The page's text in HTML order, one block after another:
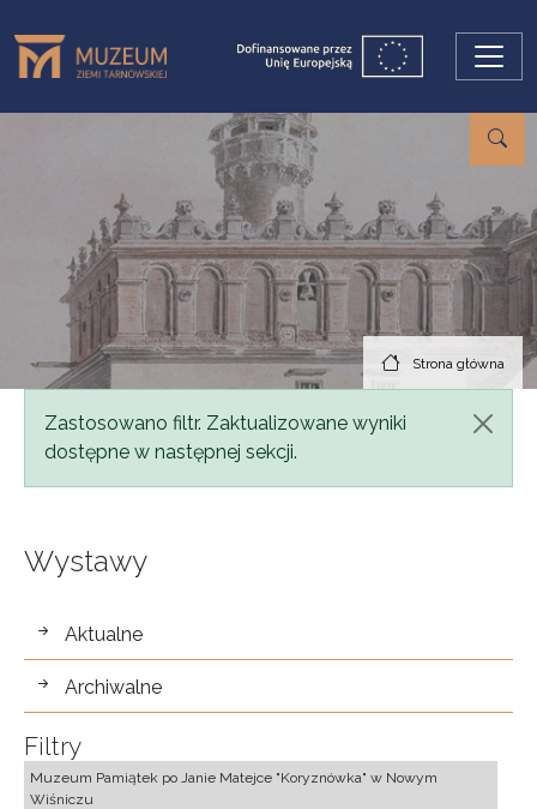
Strona główna
Komunikat
Zastosowano filtr. Zaktualizowane wyniki
dostępne w następnej sekcji.
Wystawy
wystawy
Aktualne
Archiwalne
Filtry
Muzeum Pamiątek po Janie Matejce "Koryznówka" w Nowym
Wiśniczu